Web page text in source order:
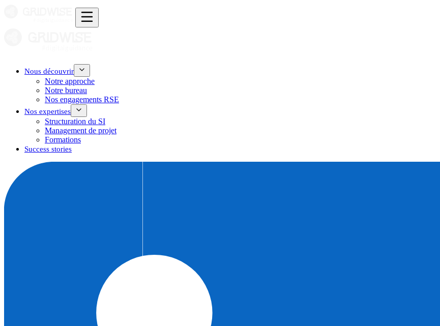
Nous découvrir
Notre approche
Notre bureau
Nos engagements RSE
Nos expertises
Structuration du SI
Management de projet
Formations
Success stories